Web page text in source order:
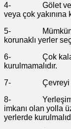
4- Gölet veya
veya çok yakınına
5- Mümkünse
korunaklı yerler
6- Çok
kurulmamalıdır.
7- Çevreyi
8- Yerleşim
imkanı olan yolla
yerlerde